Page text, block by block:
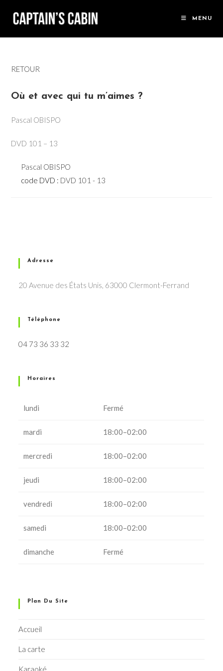
MENU
RETOUR
Où et avec qui tu m’aimes ?
Pascal OBISPO
DVD 101 – 13
Pascal OBISPO
code DVD : DVD 101 - 13
Adresse
20 Avenue des États Unis, 63000 Clermont-Ferrand
Téléphone
04 73 36 33 32
Horaires
lundi Fermé
mardi 18:00–02:00
mercredi 18:00–02:00
jeudi 18:00–02:00
vendredi 18:00–02:00
samedi 18:00–02:00
dimanche Fermé
Plan Du Site
Accueil
La carte
Karaoké